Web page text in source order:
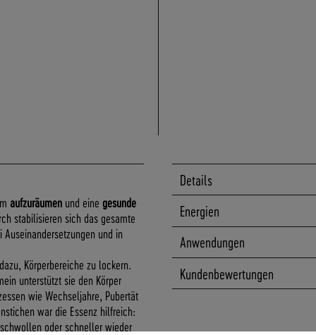
aufzuräumen und eine gesunde
stabilisieren sich das gesamte
und in
Körperbereiche zu lockern.
unterstützt sie den Körper
wie Wechseljahre, Pubertät
war die Essenz hilfreich:
oder schneller wieder
Details
Energien
Anwendungen
Kundenbewertungen